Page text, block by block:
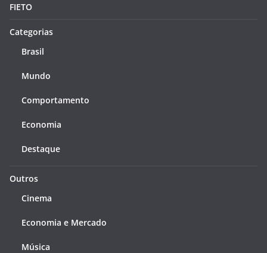
FIETO
Categorias
Brasil
Mundo
Comportamento
Economia
Destaque
Outros
Cinema
Economia e Mercado
Música